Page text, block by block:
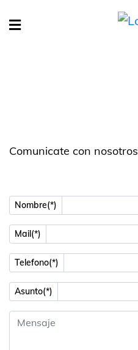
Comunicate con nosotros
Nombre(*)
Mail(*)
Telefono(*)
Asunto(*)